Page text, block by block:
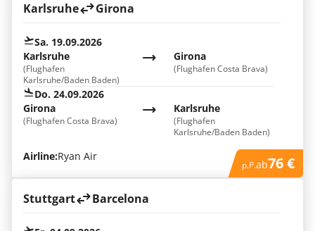
Karlsruhe Girona
Sa. 19.09.2026
Karlsruhe
(Flughafen
Karlsruhe/Baden Baden)
Girona
(Flughafen Costa Brava)
Do. 24.09.2026
Karlsruhe
(Flughafen
Karlsruhe/Baden Baden)
Girona
(Flughafen Costa Brava)
Airline:Ryan Air
p.P.ab76 €
Stuttgart Barcelona